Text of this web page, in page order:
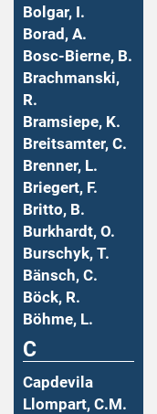
Bolgar, I.
Borad, A.
Bosc-Bierne, B.
Brachmanski,
R.
Bramsiepe, K.
Breitsamter, C.
Brenner, L.
Briegert, F.
Britto, B.
Burkhardt, O.
Burschyk, T.
Bänsch, C.
Böck, R.
Böhme, L.
C
Capdevila
Llompart, C.M.